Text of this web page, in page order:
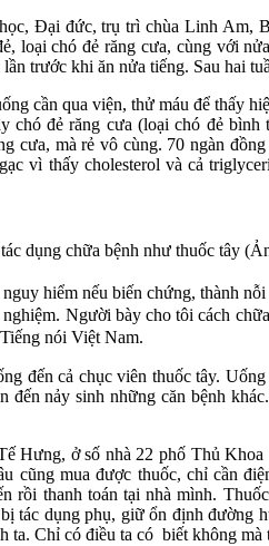
Đại đức, trụ trì chùa Linh Am,
loại chó đẻ răng cưa, cùng với
trước khi ăn nửa tiếng. Sau hai
cần qua viện, thử máu để thấy
chó đẻ răng cưa (loại chó đẻ bình
cưa, mà rẻ vô cùng. 70 ngàn
vì thấy cholesterol và cả
dụng chữa bệnh như thuốc tây
hiểm nếu biến chứng, thành
Người bày cho tôi cách
nói Việt Nam.
đến cả chục viên thuốc tây.
nảy sinh những căn bệnh
Hưng, ở số nhà 22 phố Thủ
cũng mua được thuốc, chỉ cần
rồi thanh toán tại nhà mình.
tác dụng phụ, giữ ổn định đường
ta. Chỉ có điều ta có biết không mà